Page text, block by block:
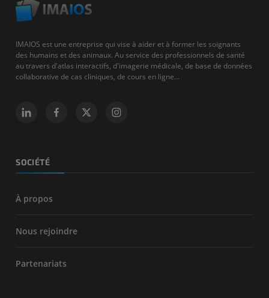
IMAIOS est une entreprise qui vise à aider et à former les soignants
des humains et des animaux. Au service des professionnels de santé
au travers d'atlas interactifs, d'imagerie médicale, de base de données
collaborative de cas cliniques, de cours en ligne...
SOCIÉTÉ
À propos
Nous rejoindre
Partenariats